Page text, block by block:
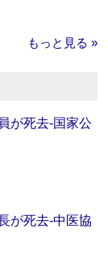
もっと見る »
が死去‐国家公
が死去‐中医協